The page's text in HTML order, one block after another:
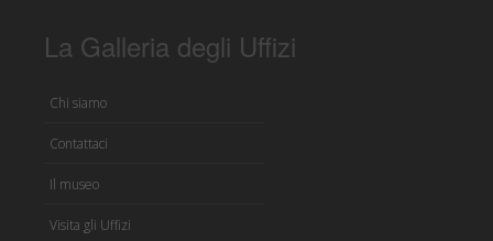
La Galleria degli Uffizi
Chi siamo
Contattaci
Il museo
Visita gli Uffizi